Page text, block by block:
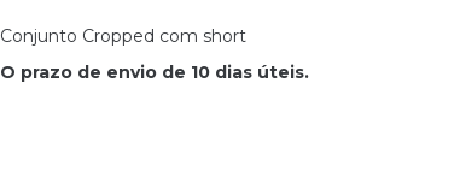
Conjunto Cropped com short
O prazo de envio de 10 dias úteis.